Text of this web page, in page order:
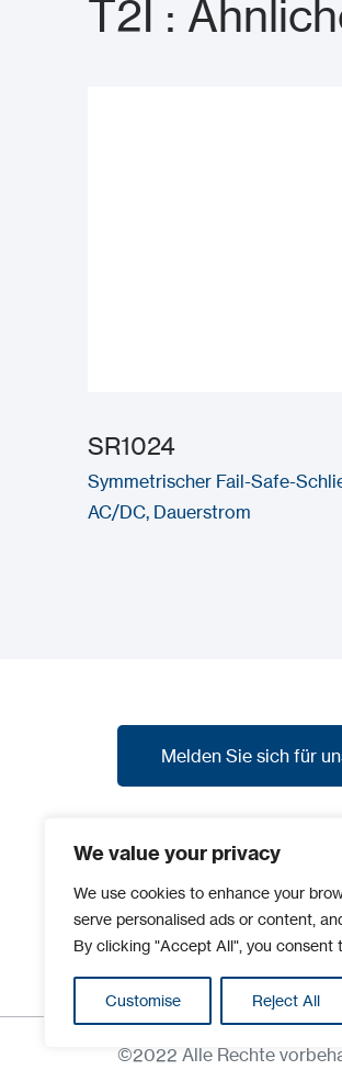
We value your privacy
We use cookies to enhance your
serve personalised ads or content,
By clicking "Accept All", you consent
Customise Reject All
T2I :
SR1024
Symmetrischer Fail-Safe-
AC/DC, Dauerstrom
Melden Sie sich für
neuesten Nachrichten,
Vorschauen auf neue
©2022 Alle Rechte